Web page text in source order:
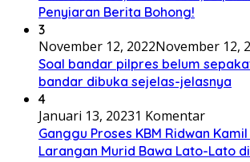
Penyiaran Berita Bohong!
3
November 12, 2022November 12,
Soal bandar pilpres belum
bandar dibuka sejelas-jelasnya
4
Januari 13, 20231 Komentar
Ganggu Proses KBM Ridwan
Larangan Murid Bawa Lato-Lato